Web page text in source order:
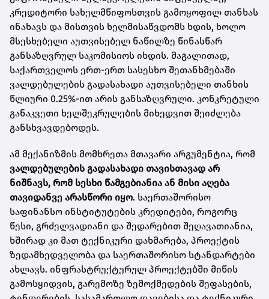
კრედიტორი სახელმწიფოსთვის გამოყოფილ თანხას
ინახავს და მისთვის ხელმისაწვდომს ხდის, ხოლო
მსესხებელი აუთვისებელ ნაწილზე წინასწარ
განსაზღვრულ საკომისიოს იხდის. მაგალითად,
საქართველოს ერთ-ერთ სასესხო შეთანხმებაში
ვალდებულების გადასახადი აუთვისებელი თანხის
წლიური 0.25%-ით არის განსაზღვრული. კონკრეტული
განაკვეთი ხელშეკრულების მიხედვით შეიძლება
განსხვავდებოდეს.
ამ მექანიზმის მომხრეთა მთავარი არგუმენტია, რომ
ვალდებულების გადასახადი თავისთავად არ
ნიშნავს, რომ სესხი წამგებიანია ან მისი აღება
თავიდანვე არასწორი იყო. საერთაშორისო
საფინანსო ინსტიტუტების კრედიტები, როგორც
წესი, გრძელვადიანი და შედარებით შეღავათიანია,
ხშირად კი მათ ტექნიკური დახმარება, პროექტის
ზედამხედველობა და საერთაშორისო სტანდარტები
ახლავს. ინფრასტრუქტურულ პროექტებში მიწის
გამოსყიდვის, გარემოზე ზემოქმედების შეფასების,